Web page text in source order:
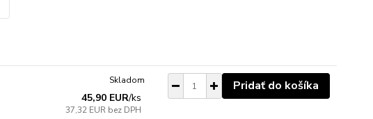
45,90 EUR/ks
37,32 EUR bez DPH
Skladom Pridať do košíka